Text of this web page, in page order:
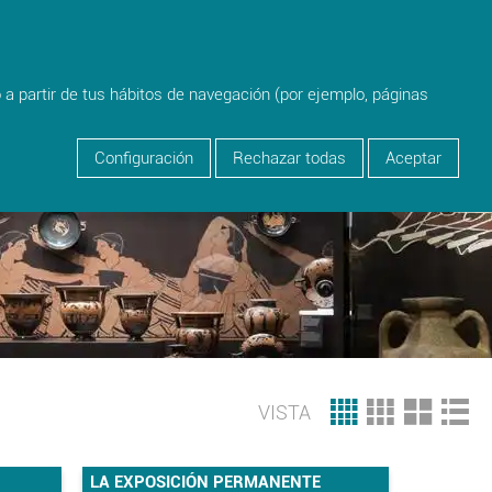
partir de tus hábitos de navegación (por ejemplo, páginas
Configuración Rechazar todas Aceptar
VISTA
LA EXPOSICIÓN PERMANENTE